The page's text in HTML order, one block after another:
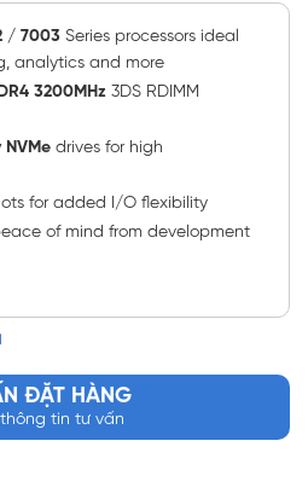
/ 7003Series processors ideal
analytics and more
3200MHz3DS RDIMM
drives for high
for added I/O flexibility
of mind from development
ĐẶT HÀNG
tin tư vấn